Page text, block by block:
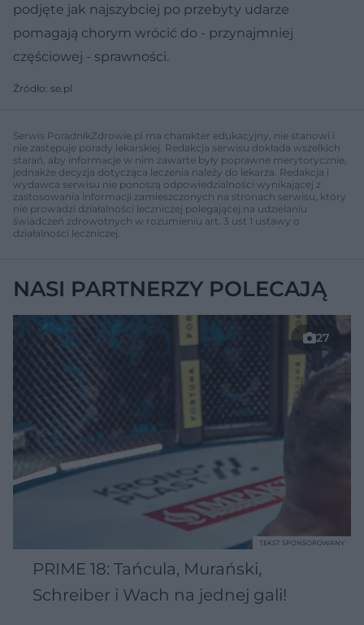
podjęte jak najszybciej po przebyty udarze
pomagają chorym wrócić do - przynajmniej
częściowej - sprawności.
Źródło: se.pl
Serwis PoradnikZdrowie.pl ma charakter edukacyjny, nie stanowi i
nie zastępuje porady lekarskiej. Redakcja serwisu dokłada wszelkich
starań, aby informacje w nim zawarte były poprawne merytorycznie,
jednakże decyzja dotycząca leczenia należy do lekarza. Redakcja i
wydawca serwisu nie ponoszą odpowiedzialności wynikającej z
zastosowania informacji zamieszczonych na stronach serwisu, który
nie prowadzi działalności leczniczej polegającej na udzielaniu
świadczeń zdrowotnych w rozumieniu art. 3 ust 1 ustawy o
działalności leczniczej.
NASI PARTNERZY POLECAJĄ
27
PRIME 18: Tańcula, Murański,
Schreiber i Wach na jednej gali!
TEKST SPONSOROWANY